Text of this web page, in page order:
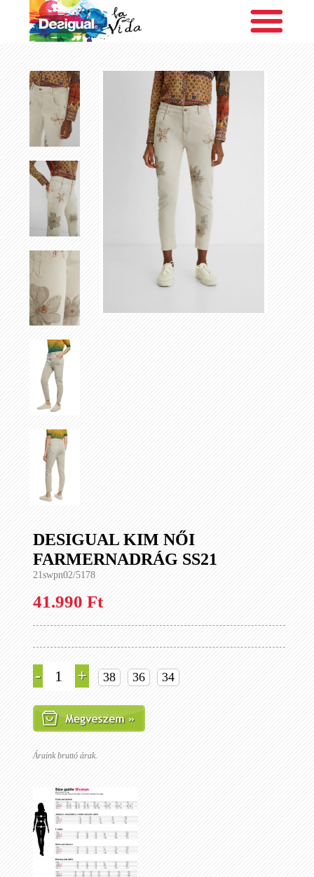
DESIGUAL KIM NŐI
FARMERNADRÁG SS21
21swpn02/5178
41.990 Ft
- + 38 36 34
Áraink bruttó árak.